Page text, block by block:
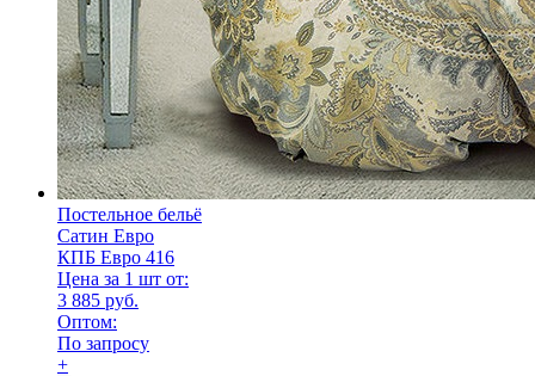
Постельное бельё
Сатин Евро
КПБ Евро 416
Цена за 1 шт от:
3 885 руб.
Оптом:
По запросу
+